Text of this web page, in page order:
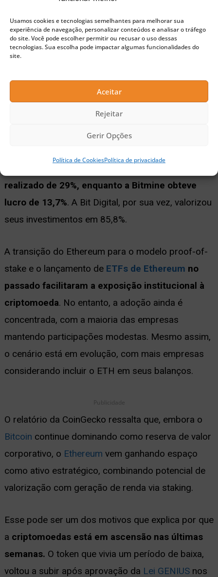
Usamos cookies e tecnologias semelhantes para melhorar sua
experiência de navegação, personalizar conteúdos e analisar o tráfego
do site. Você pode escolher permitir ou recusar o uso dessas
tecnologias. Sua escolha pode impactar algumas funcionalidades do
site.
Aceitar
Rejeitar
Gerir Opções
Política de CookiesPolítica de privacidade
Lucro Líquido by Ethereum
Orelatóriotambém destaca a volatilidade do preço
2024, caiu para US$ 1.383 em abril de 2025 e se
recuperou para US$ 3.700 em julho. Essa
oscilação impactou diretamente o valor dos ativos
realizado de 29%, enquanto a Bitmine obteve
lucro de 13,7%. A Bit Digital, por sua vez, valorizou
seus investimentos em 85,8%.
A transição do Ethereum para o modelo proof-of-
stake e o lançamento de ETFs de Ethereum no
passado facilitaram a exposição institucional à
criptomoeda. No entanto, a adoção ainda é
concentrada, com a maioria das empresas
mantendo participações modestas. Mesmo assim,
o cenário está em evolução, com mais empresas
considerando incluir o ETH em seus balanços.
Publicidade
O relatório da CoinGecko ressalta que, embora o
Bitcoin continue dominando como reserva de valor
corporativo, o Ethereum vem ganhando espaço
como ativo estratégico, combinando potencial de
valorização com geração de renda via staking.
Esse pode ser um dos motivos que explica por que
a criptomoedas está em ascensão nas últimas
semanas. O token que vivia um período de baixa,
voltou a subir após aprovação da Lei GENIUSnos